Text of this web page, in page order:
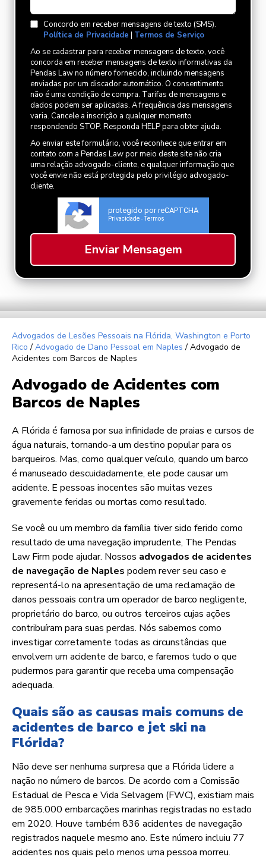
Concordo em receber mensagens de texto (SMS).
Política de Privacidade | Termos de Serviço
Ao se cadastrar para receber mensagens de texto, você
concorda em receber mensagens de texto informativas da
Pendas Law no número fornecido, incluindo mensagens
enviadas por um discador automático. O consentimento
não é uma condição de compra. Tarifas de mensagens e
dados podem ser aplicadas. A frequência das mensagens
varia. Cancele a inscrição a qualquer momento
respondendo STOP. Responda HELP para obter ajuda.
Ao enviar este formulário, você reconhece que entrar em
contato com a Pendas Law por meio deste site não cria
uma relação advogado-cliente, e qualquer informação que
você envie não está protegida pelo privilégio advogado-
cliente.
protegido por reCAPTCHA
Privacidade - Termos
Advogados de Lesões Pessoais na Flórida, Washington e Porto
Rico / Advogado de Dano Pessoal em Naples / Advogado de
Acidentes com Barcos de Naples
Advogado de Acidentes com
Barcos de Naples
A Flórida é famosa por sua infinidade de praias e cursos de
água naturais, tornando-a um destino popular para os
barqueiros. Mas, como qualquer veículo, quando um barco
é manuseado descuidadamente, ele pode causar um
acidente. E pessoas inocentes são muitas vezes
gravemente feridas ou mortas como resultado.
Se você ou um membro da família tiver sido ferido como
resultado de uma navegação imprudente, The Pendas
Law Firm pode ajudar. Nossos advogados de acidentes
de navegação de Naples podem rever seu caso e
representá-lo na apresentação de uma reclamação de
danos pessoais contra um operador de barco negligente,
proprietário do barco, ou outros terceiros cujas ações
contribuíram para suas perdas. Nós sabemos como
investigar corretamente todas as circunstâncias que
envolvem um acidente de barco, e faremos tudo o que
pudermos para garantir que receba uma compensação
adequada.
Quais são as causas mais comuns de
acidentes de barco e jet ski na
Flórida?
Não deve ser nenhuma surpresa que a Flórida lidere a
nação no número de barcos. De acordo com a Comissão
Estadual de Pesca e Vida Selvagem (FWC), existiam mais
de 985.000 embarcações marinhas registradas no estado
em 2020. Houve também 836 acidentes de navegação
registrados naquele mesmo ano. Este número incluiu 77
acidentes nos quais pelo menos uma pessoa morreu.